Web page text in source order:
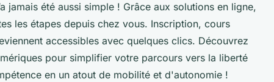
jamais été aussi simple ! Grâce aux solutions en ligne,
les étapes depuis chez vous. Inscription, cours
accessibles avec quelques clics. Découvrez
pour simplifier votre parcours vers la liberté
en un atout de mobilité et d'autonomie !